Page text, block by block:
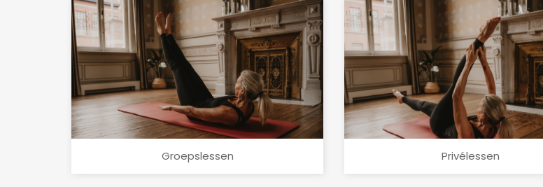
Groepslessen Privélessen